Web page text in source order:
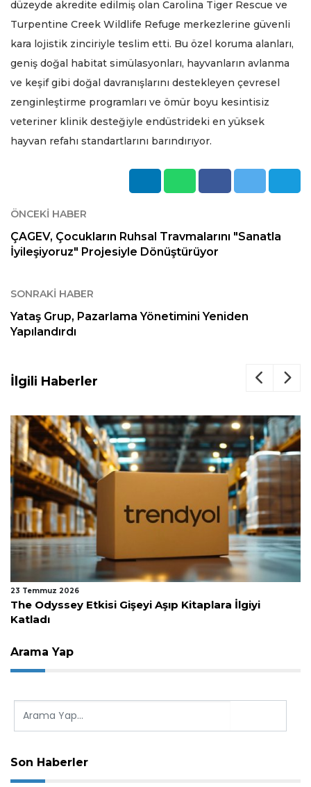
düzeyde akredite edilmiş olan Carolina Tiger Rescue ve
Turpentine Creek Wildlife Refuge merkezlerine güvenli
kara lojistik zinciriyle teslim etti. Bu özel koruma alanları,
geniş doğal habitat simülasyonları, hayvanların avlanma
ve keşif gibi doğal davranışlarını destekleyen çevresel
zenginleştirme programları ve ömür boyu kesintisiz
veteriner klinik desteğiyle endüstrideki en yüksek
hayvan refahı standartlarını barındırıyor.
ÖNCEKI HABER
ÇAGEV, Çocukların Ruhsal Travmalarını "Sanatla
İyileşiyoruz" Projesiyle Dönüştürüyor
SONRAKI HABER
Yataş Grup, Pazarlama Yönetimini Yeniden
Yapılandırdı
İlgili Haberler
23 Temmuz 2026
The Odyssey Etkisi Gişeyi Aşıp Kitaplara İlgiyi
Katladı
Arama Yap
Son Haberler